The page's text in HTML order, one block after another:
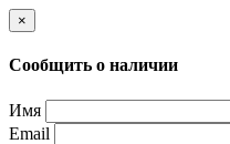
×
Сообщить о наличии
Имя
Email